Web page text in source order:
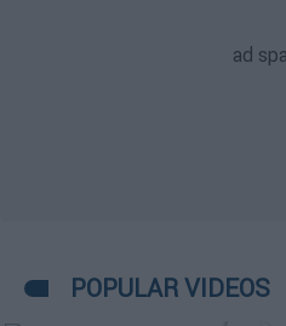
POPULAR VIDEOS